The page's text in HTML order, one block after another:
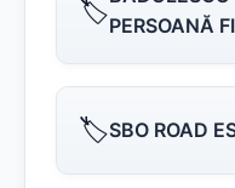
🏷️PERSOANĂ
🏷️SBO ROAD